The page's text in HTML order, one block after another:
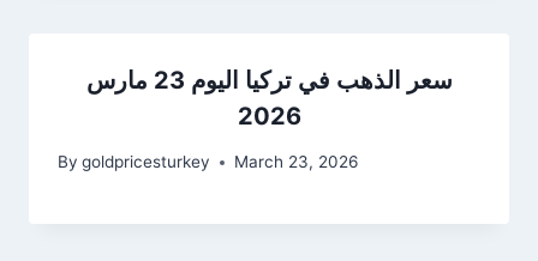
سعر الذهب في تركيا اليوم 23 مارس
2026
By goldpricesturkey March 23, 2026